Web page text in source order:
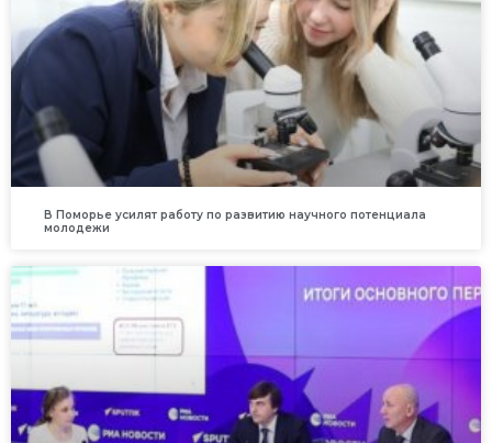
В Поморье усилят работу по развитию научного потенциала
молодежи